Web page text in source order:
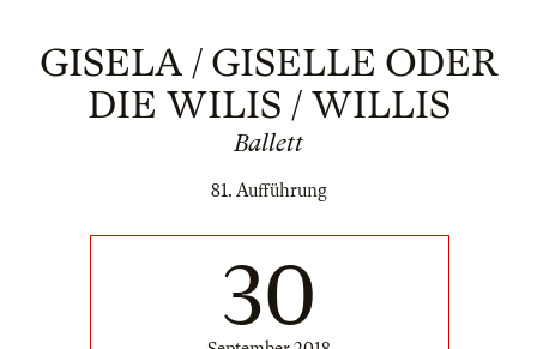
GISELA / GISELLE ODER
DIE WILIS / WILLIS
Ballett
81. Aufführung
30